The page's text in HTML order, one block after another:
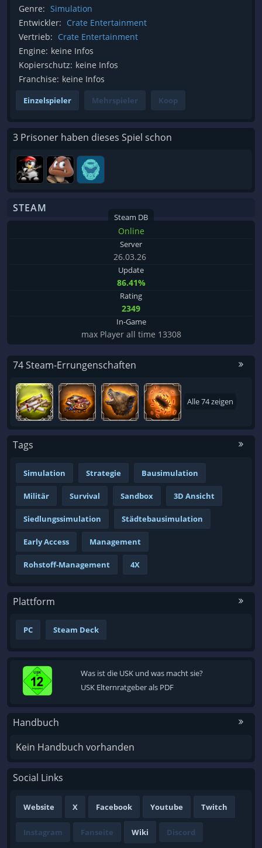
Genre: Simulation
Entwickler: Crate Entertainment
Vertrieb: Crate Entertainment
Engine: keine Infos
Kopierschutz: keine Infos
Franchise: keine Infos
Einzelspieler Mehrspieler Koop
3 Prisoner haben dieses Spiel schon
STEAM
Steam DB
Online
Server
26.03.26
Update
86.41%
Rating
2349
In-Game
max Player all time 13308
74 Steam-Errungenschaften
Alle 74 zeigen
Tags
Simulation Strategie Bausimulation
Militär Survival Sandbox 3D Ansicht
Siedlungssimulation Städtebausimulation
Early Access Management
Rohstoff-Management 4X
Plattform
PC Steam Deck
Was ist die USK und was macht sie?
USK Elternratgeber als PDF
Handbuch
Kein Handbuch vorhanden
Social Links
Website X Facebook Youtube Twitch
Instagram Fanseite Wiki Discord